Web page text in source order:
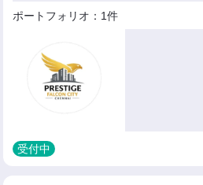
ポートフォリオ：1件
受付中